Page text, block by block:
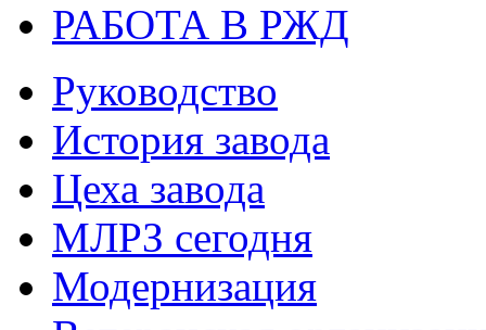
РАБОТА В РЖД
Руководство
История завода
Цеха завода
МЛРЗ сегодня
Модернизация